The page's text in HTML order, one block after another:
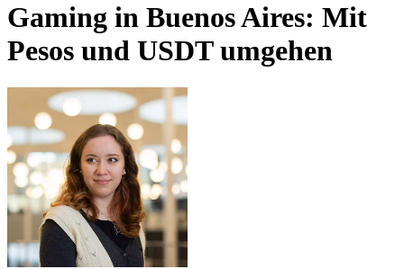
Gaming in Buenos Aires: Mit
Pesos und USDT umgehen